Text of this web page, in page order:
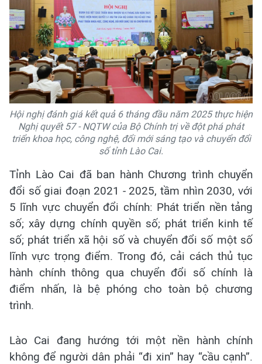
Hội nghị đánh giá kết quả 6 tháng đầu năm 2025 thực hiện
Nghị quyết 57 - NQTW của Bộ Chính trị về đột phá phát
triển khoa học, công nghệ, đổi mới sáng tạo và chuyển đổi
số tỉnh Lào Cai.
Tỉnh Lào Cai đã ban hành Chương trình chuyển
đổi số giai đoạn 2021 - 2025, tầm nhìn 2030, với
5 lĩnh vực chuyển đổi chính: Phát triển nền tảng
số; xây dựng chính quyền số; phát triển kinh tế
số; phát triển xã hội số và chuyển đổi số một số
lĩnh vực trọng điểm. Trong đó, cải cách thủ tục
hành chính thông qua chuyển đổi số chính là
điểm nhấn, là bệ phóng cho toàn bộ chương
trình.
Lào Cai đang hướng tới một nền hành chính
không để người dân phải “đi xin” hay “cầu cạnh”.